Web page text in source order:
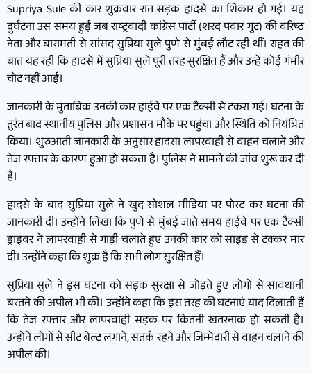
Supriya Sule की कार शुक्रवार रात सड़क हादसे का शिकार हो गई। यह
दुर्घटना उस समय हुई जब राष्ट्रवादी कांग्रेस पार्टी (शरद पवार गुट) की वरिष्ठ
नेता और बारामती से सांसद सुप्रिया सुले पुणे से मुंबई लौट रही थीं। राहत की
बात यह रही कि हादसे में सुप्रिया सुले पूरी तरह सुरक्षित हैं और उन्हें कोई गंभीर
चोट नहीं आई।
जानकारी के मुताबिक उनकी कार हाईवे पर एक टैक्सी से टकरा गई। घटना के
तुरंत बाद स्थानीय पुलिस और प्रशासन मौके पर पहुंचा और स्थिति को नियंत्रित
किया। शुरुआती जानकारी के अनुसार हादसा लापरवाही से वाहन चलाने और
तेज रफ्तार के कारण हुआ हो सकता है। पुलिस ने मामले की जांच शुरू कर दी
है।
हादसे के बाद सुप्रिया सुले ने खुद सोशल मीडिया पर पोस्ट कर घटना की
जानकारी दी। उन्होंने लिखा कि पुणे से मुंबई जाते समय हाईवे पर एक टैक्सी
ड्राइवर ने लापरवाही से गाड़ी चलाते हुए उनकी कार को साइड से टक्कर मार
दी। उन्होंने कहा कि शुक्र है कि सभी लोग सुरक्षित हैं।
सुप्रिया सुले ने इस घटना को सड़क सुरक्षा से जोड़ते हुए लोगों से सावधानी
बरतने की अपील भी की। उन्होंने कहा कि इस तरह की घटनाएं याद दिलाती हैं
कि तेज रफ्तार और लापरवाही सड़क पर कितनी खतरनाक हो सकती है।
उन्होंने लोगों से सीट बेल्ट लगाने, सतर्क रहने और जिम्मेदारी से वाहन चलाने की
अपील की।